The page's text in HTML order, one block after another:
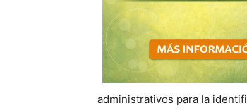
administrativos para la